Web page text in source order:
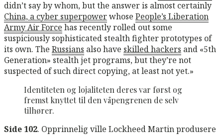
didn’t say by whom, but the answer is almost certainly
China, a cyber superpowerwhose People’s Liberation
Army Air Force has recently rolled out some
suspiciously sophisticated stealth fighter prototypes of
its own. The Russians also have skilled hackers and «5th
Generation» stealth jet programs, but they’re not
suspected of such direct copying, at least not yet.»
Identiteten og lojaliteten deres var først og
fremst knyttet til den våpengrenen de selv
tilhører.
Side 102. Opprinnelig ville Lockheed Martin produsere